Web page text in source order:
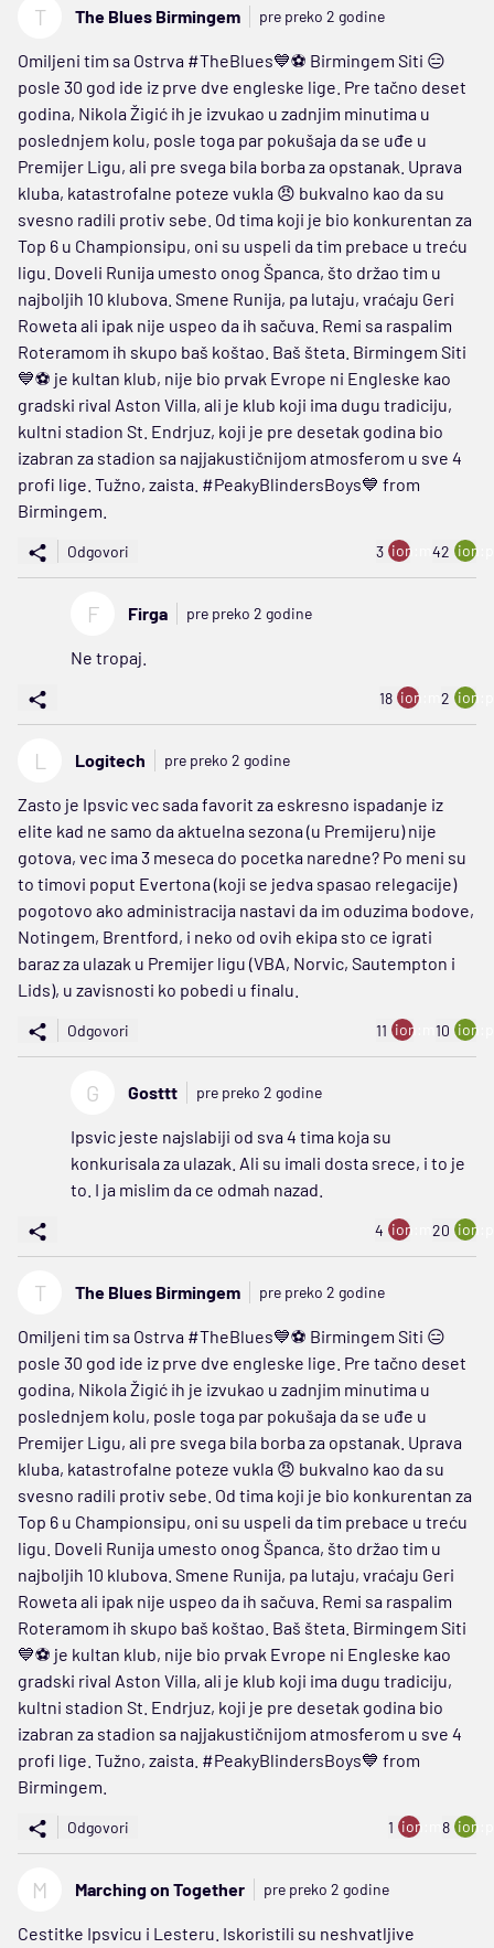
T The Blues Birmingem pre preko 2 godine
Omiljeni tim sa Ostrva #TheBlues💙⚽ Birmingem Siti 😑
posle 30 god ide iz prve dve engleske lige. Pre tačno deset
godina, Nikola Žigić ih je izvukao u zadnjim minutima u
poslednjem kolu, posle toga par pokušaja da se uđe u
Premijer Ligu, ali pre svega bila borba za opstanak. Uprava
kluba, katastrofalne poteze vukla 😠 bukvalno kao da su
svesno radili protiv sebe. Od tima koji je bio konkurentan za
Top 6 u Championsipu, oni su uspeli da tim prebace u treću
ligu. Doveli Runija umesto onog Španca, što držao tim u
najboljih 10 klubova. Smene Runija, pa lutaju, vraćaju Geri
Roweta ali ipak nije uspeo da ih sačuva. Remi sa raspalim
Roteramom ih skupo baš koštao. Baš šteta. Birmingem Siti
💙⚽ je kultan klub, nije bio prvak Evrope ni Engleske kao
gradski rival Aston Villa, ali je klub koji ima dugu tradiciju,
kultni stadion St. Endrjuz, koji je pre desetak godina bio
izabran za stadion sa najjakustičnijom atmosferom u sve 4
profi lige. Tužno, zaista. #PeakyBlindersBoys💙 from
Birmingem.
Odgovori 3 ion:minus
42
F Firga pre preko 2 godine
Ne tropaj.
18 ion:minus
2
L Logitech pre preko 2 godine
Zasto je Ipsvic vec sada favorit za eskresno ispadanje iz
elite kad ne samo da aktuelna sezona (u Premijeru) nije
gotova, vec ima 3 meseca do pocetka naredne? Po meni su
to timovi poput Evertona (koji se jedva spasao relegacije)
pogotovo ako administracija nastavi da im oduzima bodove,
Notingem, Brentford, i neko od ovih ekipa sto ce igrati
baraz za ulazak u Premijer ligu (VBA, Norvic, Sautempton i
Lids), u zavisnosti ko pobedi u finalu.
Odgovori 11 ion:minus
10
G Gosttt pre preko 2 godine
Ipsvic jeste najslabiji od sva 4 tima koja su
konkurisala za ulazak. Ali su imali dosta srece, i to je
to. I ja mislim da ce odmah nazad.
4 ion:minus
20
T The Blues Birmingem pre preko 2 godine
Omiljeni tim sa Ostrva #TheBlues💙⚽ Birmingem Siti 😑
posle 30 god ide iz prve dve engleske lige. Pre tačno deset
godina, Nikola Žigić ih je izvukao u zadnjim minutima u
poslednjem kolu, posle toga par pokušaja da se uđe u
Premijer Ligu, ali pre svega bila borba za opstanak. Uprava
kluba, katastrofalne poteze vukla 😠 bukvalno kao da su
svesno radili protiv sebe. Od tima koji je bio konkurentan za
Top 6 u Championsipu, oni su uspeli da tim prebace u treću
ligu. Doveli Runija umesto onog Španca, što držao tim u
najboljih 10 klubova. Smene Runija, pa lutaju, vraćaju Geri
Roweta ali ipak nije uspeo da ih sačuva. Remi sa raspalim
Roteramom ih skupo baš koštao. Baš šteta. Birmingem Siti
💙⚽ je kultan klub, nije bio prvak Evrope ni Engleske kao
gradski rival Aston Villa, ali je klub koji ima dugu tradiciju,
kultni stadion St. Endrjuz, koji je pre desetak godina bio
izabran za stadion sa najjakustičnijom atmosferom u sve 4
profi lige. Tužno, zaista. #PeakyBlindersBoys💙 from
Birmingem.
Odgovori 1 ion:minus
8
M Marching on Together pre preko 2 godine
Cestitke Ipsvicu i Lesteru. Iskoristili su neshvatljive